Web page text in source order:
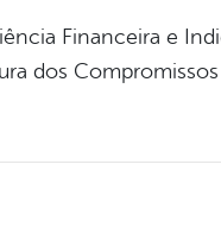
Financeira e
dos